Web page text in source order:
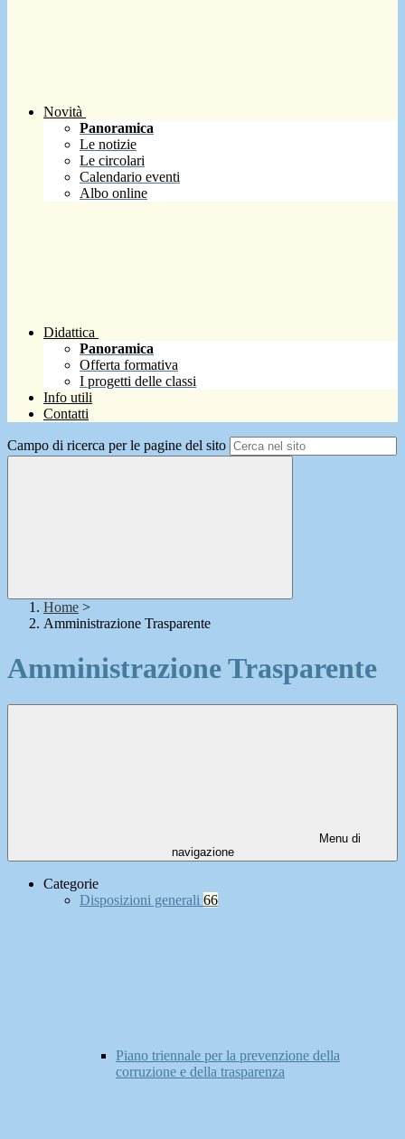
Novità
Panoramica
Le notizie
Le circolari
Calendario eventi
Albo online
Didattica
Panoramica
Offerta formativa
I progetti delle classi
Info utili
Contatti
Campo di ricerca per le pagine del sito
Home >
Amministrazione Trasparente
Amministrazione Trasparente
Menu di
navigazione
Categorie
Disposizioni generali 66
Piano triennale per la prevenzione della
corruzione e della trasparenza